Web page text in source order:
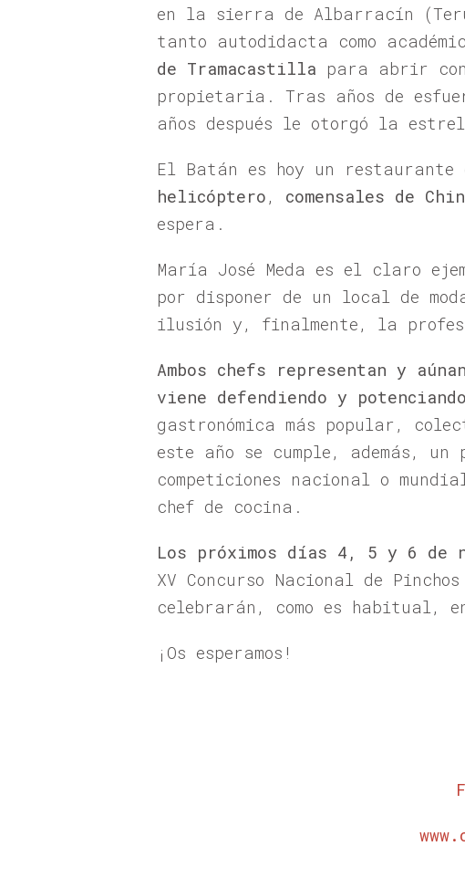
en la sierra de Albarracín
tanto autodidacta como
de Tramacastilla para abrir
propietaria. Tras años de
años después le otorgó la
El Batán es hoy un
helicóptero, comensales de
espera.
María José Meda es el claro
por disponer de un local de
ilusión y, finalmente, la
Ambos chefs representan y
viene defendiendo y
gastronómica más popular,
este año se cumple, además,
competiciones nacional o
chef de cocina.
Los próximos días 4, 5 y 6 de
XV Concurso Nacional de
celebrarán, como es habitual,
¡Os esperamos!